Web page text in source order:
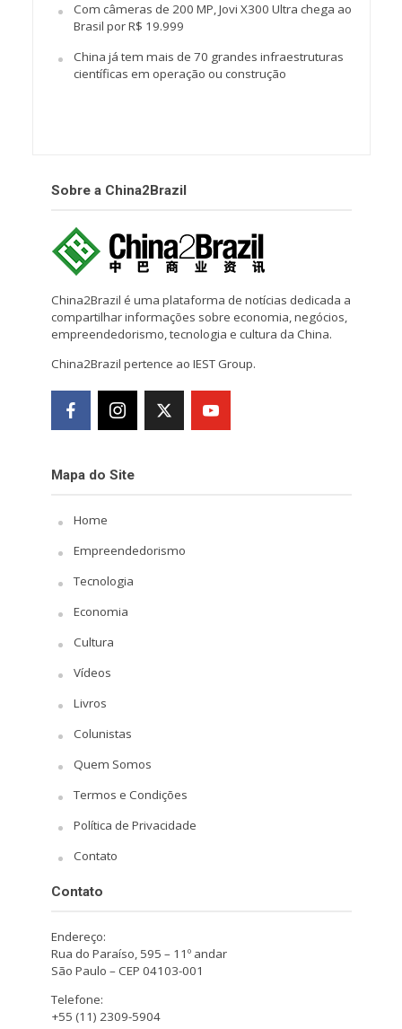
Com câmeras de 200 MP, Jovi X300 Ultra chega ao
Brasil por R$ 19.999
China já tem mais de 70 grandes infraestruturas
científicas em operação ou construção
Sobre a China2Brazil
China2Brazil é uma plataforma de notícias dedicada a
compartilhar informações sobre economia, negócios,
empreendedorismo, tecnologia e cultura da China.
China2Brazil pertence ao IEST Group.
Mapa do Site
Home
Empreendedorismo
Tecnologia
Economia
Cultura
Vídeos
Livros
Colunistas
Quem Somos
Termos e Condições
Política de Privacidade
Contato
Contato
Endereço:
Rua do Paraíso, 595 – 11º andar
São Paulo – CEP 04103-001
Telefone:
+55 (11) 2309-5904